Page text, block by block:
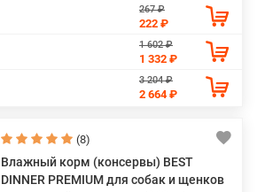
267 ₽
222 ₽
1 602 ₽
1 332 ₽
3 204 ₽
2 664 ₽
(8)
Влажный корм (консервы) BEST
DINNER PREMIUM для собак и щенков